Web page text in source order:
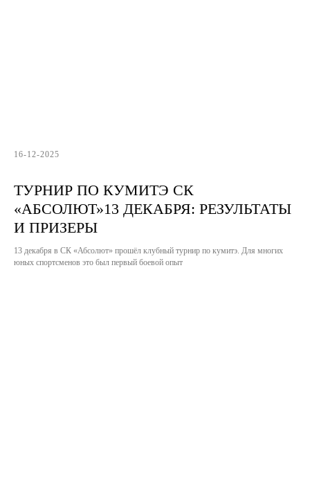
16-12-2025
ТУРНИР ПО КУМИТЭ СК
«АБСОЛЮТ»13 ДЕКАБРЯ: РЕЗУЛЬТАТЫ
И ПРИЗЕРЫ
13 декабря в СК «Абсолют» прошёл клубный турнир по кумитэ. Для многих
юных спортсменов это был первый боевой опыт